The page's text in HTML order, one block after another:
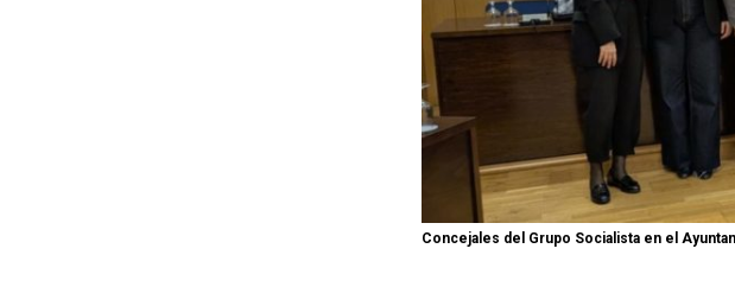
Concejales del Grupo Socialista en el